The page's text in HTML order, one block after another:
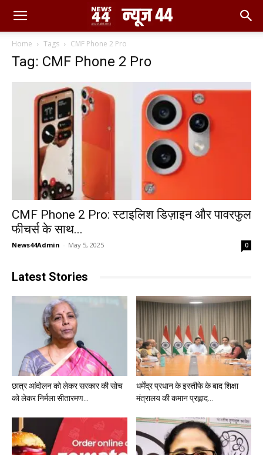
Home Tags CMF Phone 2 Pro
Tag: CMF Phone 2 Pro
CMF Phone 2 Pro: स्टाइलिश डिज़ाइन और पावरफुल
फीचर्स के साथ...
News44Admin - May 5, 2025 0
Latest Stories
छात्र आंदोलन को लेकर सरकार की सोच
को लेकर निर्मला सीतारमण...
धर्मेंद्र प्रधान के इस्तीफे के बाद शिक्षा
मंत्रालय की कमान प्रह्लाद...